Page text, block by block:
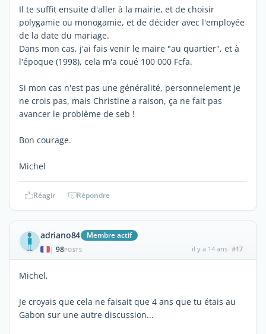
Il te suffit ensuite d'aller à la mairie, et de choisir
polygamie ou monogamie, et de décider avec l'employée
de la date du mariage.
Dans mon cas, j'ai fais venir le maire "au quartier", et à
l'époque (1998), cela m'a coué 100 000 Fcfa.
Si mon cas n'est pas une généralité, personnelement je
ne crois pas, mais Christine a raison, ça ne fait pas
avancer le problème de seb !
Bon courage.
Michel
Réagir Répondre
adriano84 Membre actif
| 98POSTS il y a 14 ans #17
Michel,
Je croyais que cela ne faisait que 4 ans que tu étais au
Gabon sur une autre discussion...